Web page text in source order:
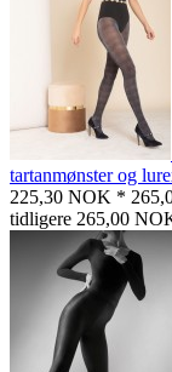
tartanmønster og
225,30 NOK *
tidligere 265,00